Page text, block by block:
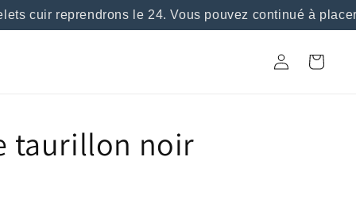
reprendrons le 24. Vous pouvez continué à placer
Connexion Panier
taurillon noir